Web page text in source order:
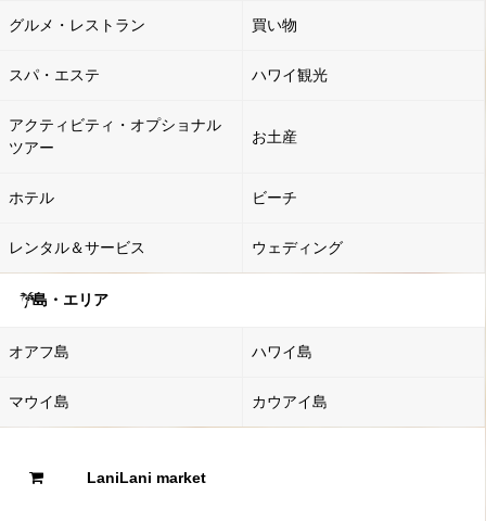
グルメ・レストラン 買い物
スパ・エステ ハワイ観光
アクティビティ・オプショナル
ツアー
お土産
ホテル ビーチ
レンタル＆サービス ウェディング
島・エリア
オアフ島 ハワイ島
マウイ島 カウアイ島
LaniLani market